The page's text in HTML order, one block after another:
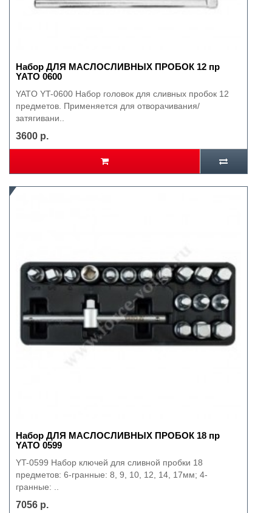
Набор ДЛЯ МАСЛОСЛИВНЫХ ПРОБОК 12 пр
YATO 0600
YATO YT-0600 Набор головок для сливных пробок 12
предметов. Применяется для отворачивания/
затягивани..
3600 р.
Набор ДЛЯ МАСЛОСЛИВНЫХ ПРОБОК 18 пр
YATO 0599
YT-0599 Набор ключей для сливной пробки 18
предметов: 6-гранные: 8, 9, 10, 12, 14, 17мм; 4-
гранные: ..
7056 р.